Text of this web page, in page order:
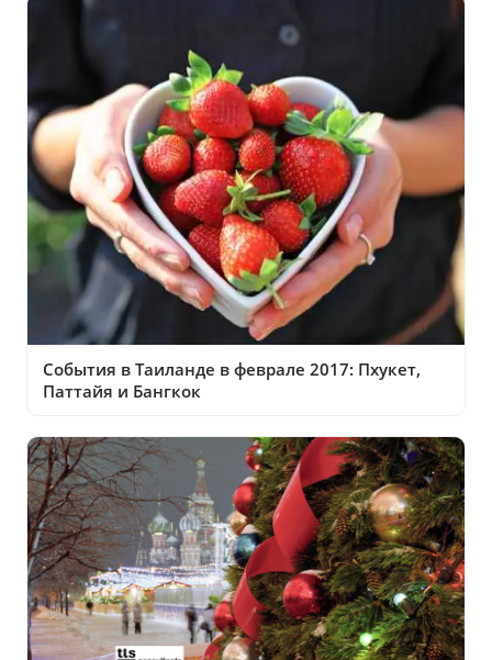
События в Таиланде в феврале 2017: Пхукет,
Паттайя и Бангкок